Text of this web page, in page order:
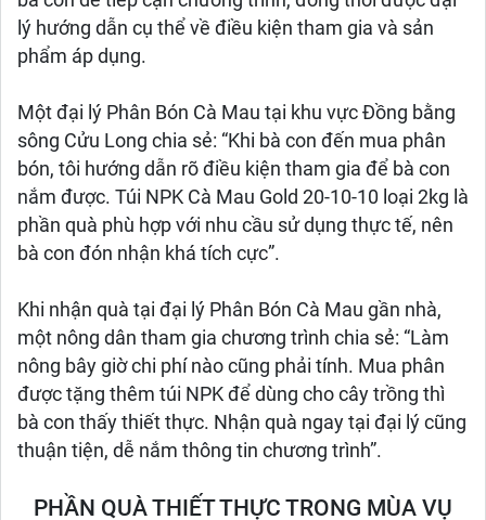
lý hướng dẫn cụ thể về điều kiện tham gia và sản
phẩm áp dụng.
Một đại lý Phân Bón Cà Mau tại khu vực Đồng bằng
sông Cửu Long chia sẻ: “Khi bà con đến mua phân
bón, tôi hướng dẫn rõ điều kiện tham gia để bà con
nắm được. Túi NPK Cà Mau Gold 20-10-10 loại 2kg là
phần quà phù hợp với nhu cầu sử dụng thực tế, nên
bà con đón nhận khá tích cực”.
Khi nhận quà tại đại lý Phân Bón Cà Mau gần nhà,
một nông dân tham gia chương trình chia sẻ: “Làm
nông bây giờ chi phí nào cũng phải tính. Mua phân
được tặng thêm túi NPK để dùng cho cây trồng thì
bà con thấy thiết thực. Nhận quà ngay tại đại lý cũng
thuận tiện, dễ nắm thông tin chương trình”.
PHẦN QUÀ THIẾT THỰC TRONG MÙA VỤ